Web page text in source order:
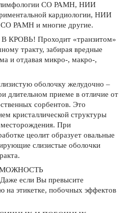
лимфологии СО РАМН, НИИ
кардиологии, НИИ
РАМН и многие другие.
Проходит «транзитом»
тракту, забирая вредные
и отдавая микро-, макро-,
оболочку желудочно –
длительном приеме в отличие от
сорбентов. Это
кристаллической структуры
месторождения. При
цеолит образует овальные
слизистые оболочки
Даже если Вы превысите
на этикетке, побочных эффектов